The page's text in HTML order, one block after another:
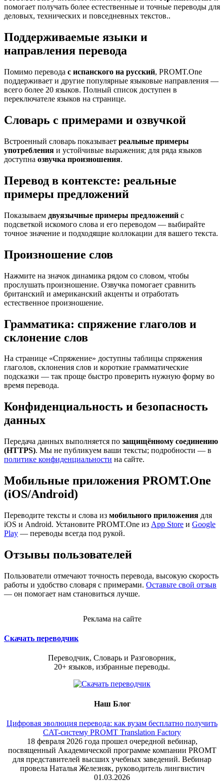
помогает получать более естественные и точные переводы для
деловых, технических и повседневных текстов..
Поддерживаемые языки и
направления перевода
Помимо перевода с испанского на русский, PROMT.One
поддерживает и другие популярные языковые направления —
всего более 20 языков. Полный список доступен в
переключателе языков на странице.
Словарь с примерами и озвучкой
Встроенный словарь показывает реальные примеры
употребления и устойчивые выражения; для ряда языков
доступна озвучка произношения.
Перевод в контексте: реальные
примеры предложений
Показываем двуязычные примеры предложений с
подсветкой искомого слова и его переводом — выбирайте
точное значение и подходящие коллокации для вашего текста.
Произношение слов
Нажмите на значок динамика рядом со словом, чтобы
прослушать произношение. Озвучка помогает сравнить
британский и американский акценты и отработать
естественное произношение.
Грамматика: спряжение глаголов и
склонение слов
На странице «Спряжение» доступны таблицы спряжения
глаголов, склонения слов и короткие грамматические
подсказки — так проще быстро проверить нужную форму во
время перевода.
Конфиденциальность и безопасность
данных
Передача данных выполняется по защищённому соединению
(HTTPS). Мы не публикуем ваши тексты; подробности — в
политике конфиденциальности на сайте.
Мобильные приложения PROMT.One
(iOS/Android)
Переводите тексты и слова из мобильного приложения для
iOS и Android. Установите PROMT.One из App Store и Google
Play — переводы всегда под рукой.
Отзывы пользователей
Пользователи отмечают точность перевода, высокую скорость
работы и удобство словаря с примерами. Оставьте свой отзыв
— он помогает нам становиться лучше.
Реклама на сайте
Скачать переводчик
Переводчик, Словарь и Разговорник,
20+ языков, избранные переводы.
Наш Блог
Цифровая эволюция перевода: как вузам бесплатно получить
CAT-систему PROMT Translation Factory
18 февраля 2026 года прошел очередной вебинар,
посвященный Академической программе компании PROMT
для представителей высших учебных заведений. Вебинар
провела Наталья Железняк, руководитель лингвистич
01.03.2026